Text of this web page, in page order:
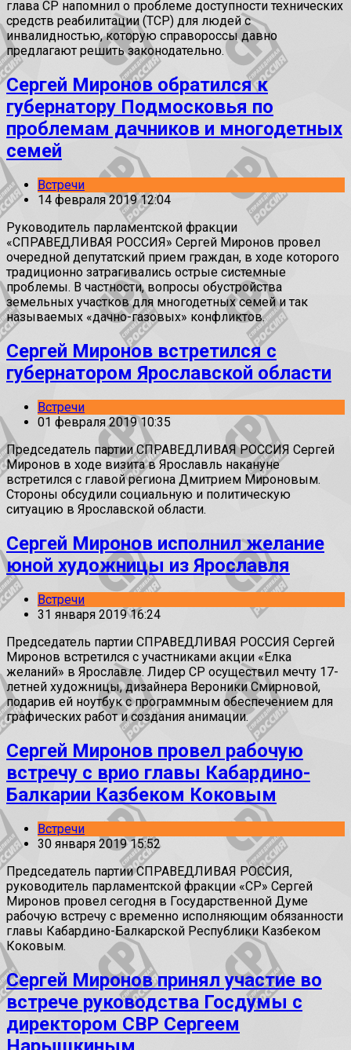
глава СР напомнил о проблеме доступности технических
средств реабилитации (ТСР) для людей с
инвалидностью, которую справороссы давно
предлагают решить законодательно.
Сергей Миронов обратился к
губернатору Подмосковья по
проблемам дачников и многодетных
семей
Встречи
14 февраля 2019 12:04
Руководитель парламентской фракции
«СПРАВЕДЛИВАЯ РОССИЯ» Сергей Миронов провел
очередной депутатский прием граждан, в ходе которого
традиционно затрагивались острые системные
проблемы. В частности, вопросы обустройства
земельных участков для многодетных семей и так
называемых «дачно-газовых» конфликтов.
Сергей Миронов встретился с
губернатором Ярославской области
Встречи
01 февраля 2019 10:35
Председатель партии СПРАВЕДЛИВАЯ РОССИЯ Сергей
Миронов в ходе визита в Ярославль накануне
встретился с главой региона Дмитрием Мироновым.
Стороны обсудили социальную и политическую
ситуацию в Ярославской области.
Сергей Миронов исполнил желание
юной художницы из Ярославля
Встречи
31 января 2019 16:24
Председатель партии СПРАВЕДЛИВАЯ РОССИЯ Сергей
Миронов встретился с участниками акции «Елка
желаний» в Ярославле. Лидер СР осуществил мечту 17-
летней художницы, дизайнера Вероники Смирновой,
подарив ей ноутбук с программным обеспечением для
графических работ и создания анимации.
Сергей Миронов провел рабочую
встречу с врио главы Кабардино-
Балкарии Казбеком Коковым
Встречи
30 января 2019 15:52
Председатель партии СПРАВЕДЛИВАЯ РОССИЯ,
руководитель парламентской фракции «СР» Сергей
Миронов провел сегодня в Государственной Думе
рабочую встречу с временно исполняющим обязанности
главы Кабардино-Балкарской Республики Казбеком
Коковым.
Сергей Миронов принял участие во
встрече руководства Госдумы с
директором СВР Сергеем